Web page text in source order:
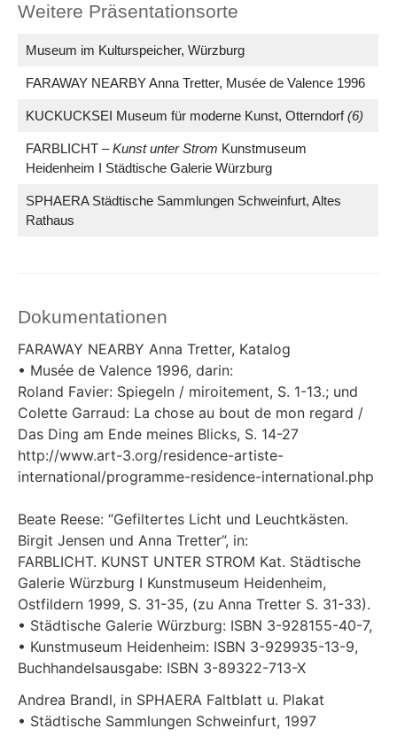
Weitere Präsentationsorte
Museum im Kulturspeicher, Würzburg
FARAWAY NEARBY Anna Tretter, Musée de Valence 1996
KUCKUCKSEI Museum für moderne Kunst, Otterndorf(6)
FARBLICHT –Kunst unter Strom Kunstmuseum
Heidenheim I Städtische Galerie Würzburg
SPHAERA Städtische Sammlungen Schweinfurt, Altes
Rathaus
Dokumentationen
FARAWAY NEARBY Anna Tretter, Katalog
• Musée de Valence 1996, darin:
Roland Favier: Spiegeln / miroitement, S. 1-13.; und
Colette Garraud: La chose au bout de mon regard /
Das Ding am Ende meines Blicks, S. 14-27
http://www.art-3.org/residence-artiste-
international/programme-residence-international.php
Beate Reese: “Gefiltertes Licht und Leuchtkästen.
Birgit Jensen und Anna Tretter”, in:
FARBLICHT. KUNST UNTER STROM Kat. Städtische
Galerie Würzburg I Kunstmuseum Heidenheim,
Ostfildern 1999, S. 31-35, (zu Anna Tretter S. 31-33).
• Städtische Galerie Würzburg: ISBN 3-928155-40-7,
• Kunstmuseum Heidenheim: ISBN 3-929935-13-9,
Buchhandelsausgabe: ISBN 3-89322-713-X
Andrea Brandl, in SPHAERA Faltblatt u. Plakat
• Städtische Sammlungen Schweinfurt, 1997